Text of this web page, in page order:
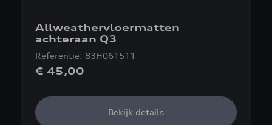
Allweathervloermatten
achteraan Q3
Referentie: 83H061511
€ 45,00
Bekijk details